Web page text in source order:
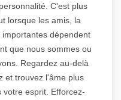
C'est plus
lorsque les amis, la
dépendent
que nous sommes ou
Regardez au-delà
et trouvez l'âme plus
votre esprit. Efforcez-